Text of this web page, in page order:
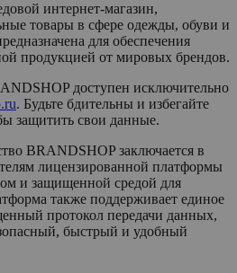
интернет-магазин,
товары в сфере одежды, обуви и
для обеспечения
продукцией от мировых брендов.
доступен исключительно
. Будьте бдительны и избегайте
защитить свои данные.
BRANDSHOP заключается в
лицензированной платформы
и защищенной средой для
также поддерживает единое
протокол передачи данных,
быстрый и удобный